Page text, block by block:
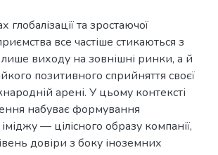
глобалізації та зростаючої
все частіше стикаються з
виходу на зовнішні ринки, а й
позитивного сприйняття своєї
арені. У цьому контексті
набуває формування
— цілісного образу компанії,
довіри з боку іноземних